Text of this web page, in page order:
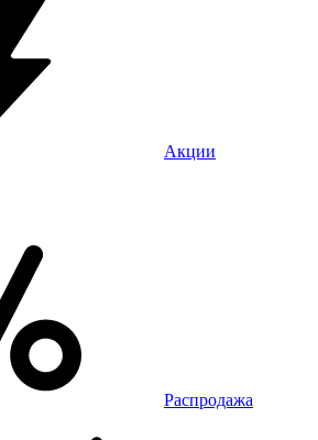
Акции
Распродажа